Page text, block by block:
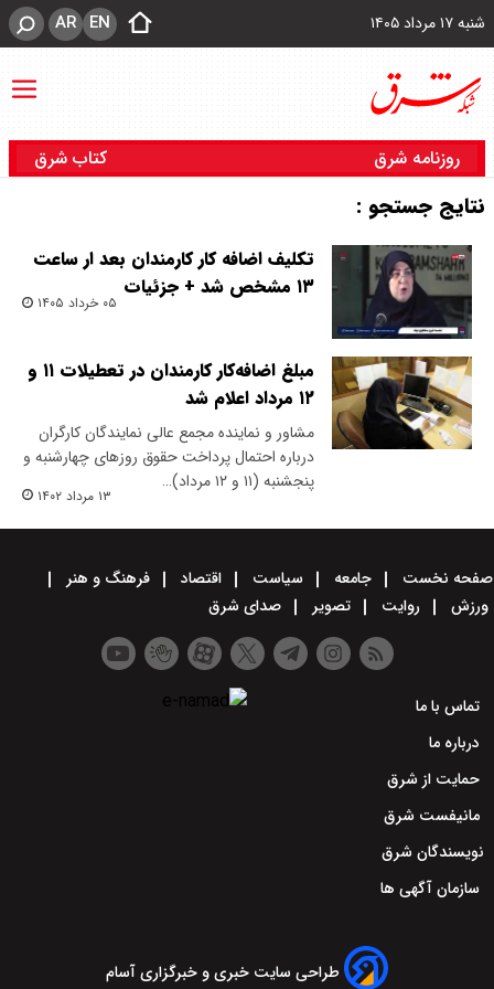
شنبه ۱۷ مرداد ۱۴۰۵ EN
AR
روزنامه شرق کتاب شرق
نتایج جستجو :
تکلیف اضافه کار کارمندان بعد ار ساعت
۱۳ مشخص شد + جزئیات
۰۵ خرداد ۱۴۰۵
مبلغ اضافه‌کار کارمندان در تعطیلات ۱۱ و
۱۲ مرداد اعلام شد
مشاور و نماینده مجمع عالی نمایندگان کارگران
درباره احتمال پرداخت حقوق روز‌های چهارشنبه و
پنجشنبه (۱۱ و ۱۲ مرداد)…
۱۳ مرداد ۱۴۰۲
صفحه نخست جامعه سیاست اقتصاد
فرهنگ و هنر
ورزش
روایت تصویر صدای شرق
تماس با ما
درباره ما
حمایت از شرق
مانیفست شرق
نویسندگان شرق
سازمان آگهی ها
طراحی سایت خبری و خبرگزاری آسام